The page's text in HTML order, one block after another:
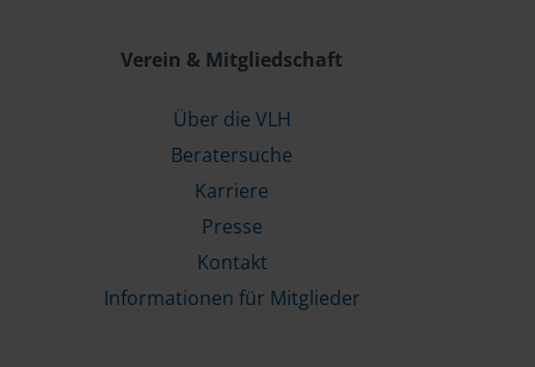
Verein & Mitgliedschaft
Über die VLH
Beratersuche
Karriere
Presse
Kontakt
Informationen für Mitglieder